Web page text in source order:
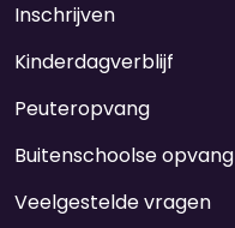
Inschrijven
Kinderdagverblijf
Peuteropvang
Buitenschoolse opvang
Veelgestelde vragen